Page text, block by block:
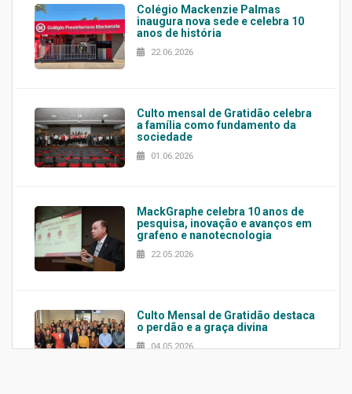
Colégio Mackenzie Palmas
inaugura nova sede e celebra 10
anos de história
22.06.2026
Culto mensal de Gratidão celebra
a família como fundamento da
sociedade
01.06.2026
MackGraphe celebra 10 anos de
pesquisa, inovação e avanços em
grafeno e nanotecnologia
22.05.2026
Culto Mensal de Gratidão destaca
o perdão e a graça divina
04.05.2026